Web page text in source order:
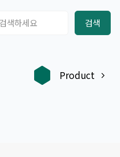
검색
Product